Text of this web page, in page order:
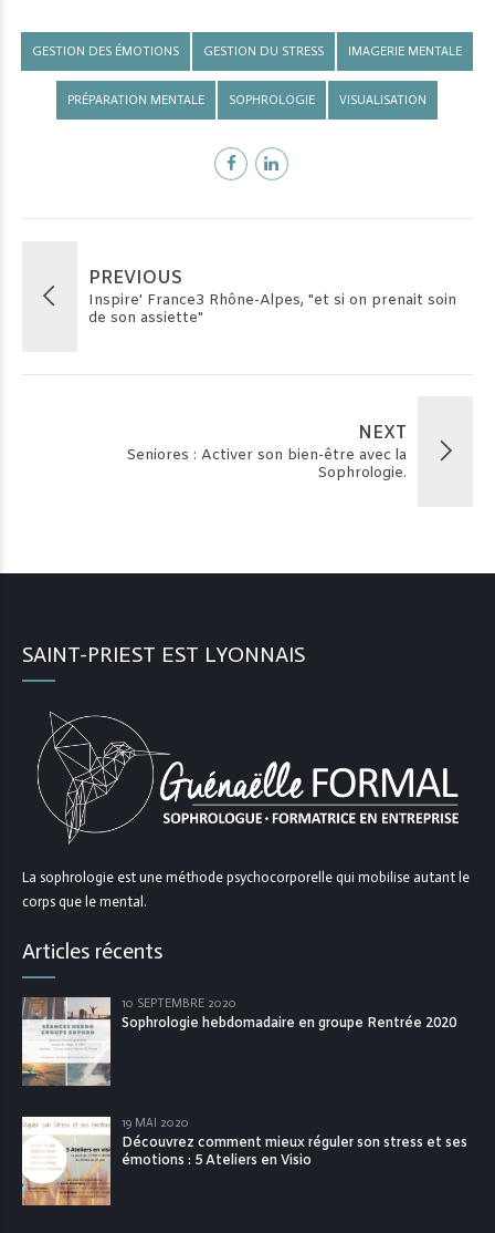
GESTION DES ÉMOTIONS GESTION DU STRESS IMAGERIE MENTALE
PRÉPARATION MENTALE SOPHROLOGIE VISUALISATION
PREVIOUS
Inspire' France3 Rhône-Alpes, "et si on prenait soin
de son assiette"
NEXT
Seniores : Activer son bien-être avec la
Sophrologie.
SAINT-PRIEST EST LYONNAIS
La sophrologie est une méthode psychocorporelle qui mobilise autant le
corps que le mental.
Articles récents
10 SEPTEMBRE 2020
Sophrologie hebdomadaire en groupe Rentrée 2020
19 MAI 2020
Découvrez comment mieux réguler son stress et ses
émotions : 5 Ateliers en Visio